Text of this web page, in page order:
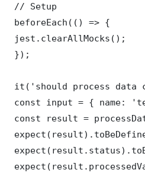
// Setup
beforeEach(() => {
jest.clearAllMocks();
});
it('should process
const input = { name:
const result =